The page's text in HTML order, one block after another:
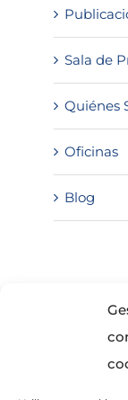
Sala de
Quiénes
Oficinas
Blog